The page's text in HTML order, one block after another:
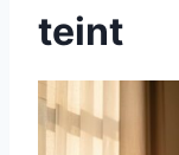
teint